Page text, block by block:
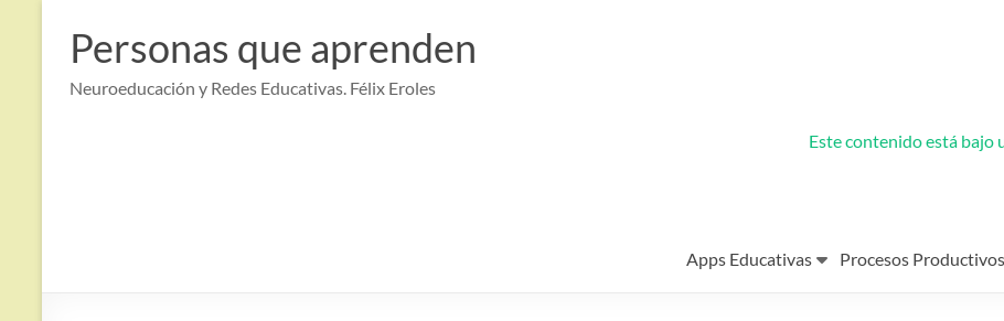
contenido
Personas que aprenden
Neuroeducación y Redes Educativas. Félix Eroles
Este contenido está bajo
Apps Educativas Procesos Productivos